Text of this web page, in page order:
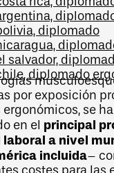
por exposición
ergonómicos, se
en el principal
laboral a nivel
incluida–